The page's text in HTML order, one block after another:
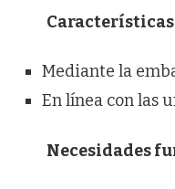
Mediante la
En línea con las
Necesidades